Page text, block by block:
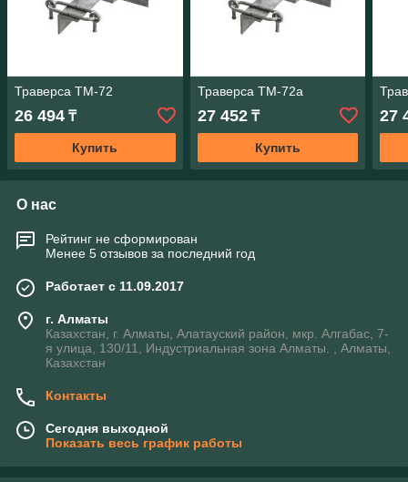
Траверса ТМ-72
26 494 ₸
Купить
Траверса ТМ-72а
27 452₸
Купить
27
О нас
Рейтинг не сформирован
Менее 5 отзывов за последний год
Работает с 11.09.2017
г. Алматы
Казахстан, г. Алматы, Алатауский район, мкр. Алгабас, 7-
я улица, 130/11, Индустриальная зона Алматы. , Алматы,
Казахстан
Контакты
Сегодня выходной
Показать весь график работы